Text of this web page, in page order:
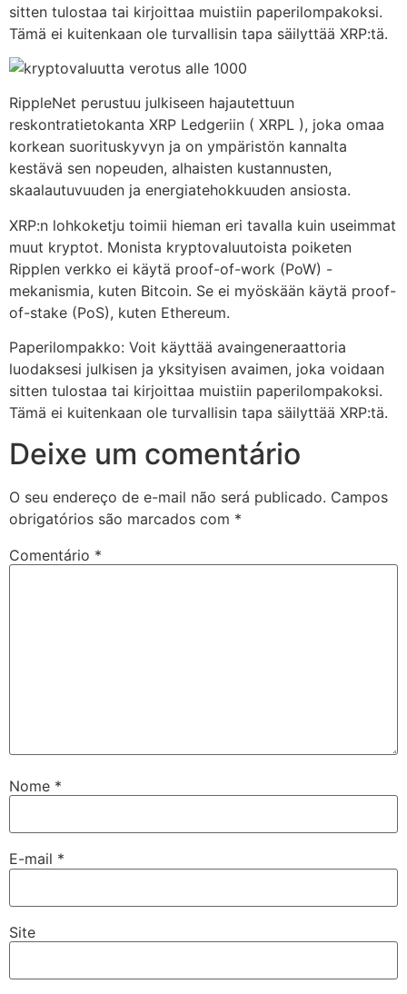
sitten tulostaa tai kirjoittaa muistiin paperilompakoksi.
Tämä ei kuitenkaan ole turvallisin tapa säilyttää XRP:tä.
RippleNet perustuu julkiseen hajautettuun
reskontratietokanta XRP Ledgeriin ( XRPL ), joka omaa
korkean suorituskyvyn ja on ympäristön kannalta
kestävä sen nopeuden, alhaisten kustannusten,
skaalautuvuuden ja energiatehokkuuden ansiosta.
XRP:n lohkoketju toimii hieman eri tavalla kuin useimmat
muut kryptot. Monista kryptovaluutoista poiketen
Ripplen verkko ei käytä proof-of-work (PoW) -
mekanismia, kuten Bitcoin. Se ei myöskään käytä proof-
of-stake (PoS), kuten Ethereum.
Paperilompakko: Voit käyttää avaingeneraattoria
luodaksesi julkisen ja yksityisen avaimen, joka voidaan
sitten tulostaa tai kirjoittaa muistiin paperilompakoksi.
Tämä ei kuitenkaan ole turvallisin tapa säilyttää XRP:tä.
Deixe um comentário
O seu endereço de e-mail não será publicado. Campos
obrigatórios são marcados com *
Comentário *
Nome *
E-mail *
Site